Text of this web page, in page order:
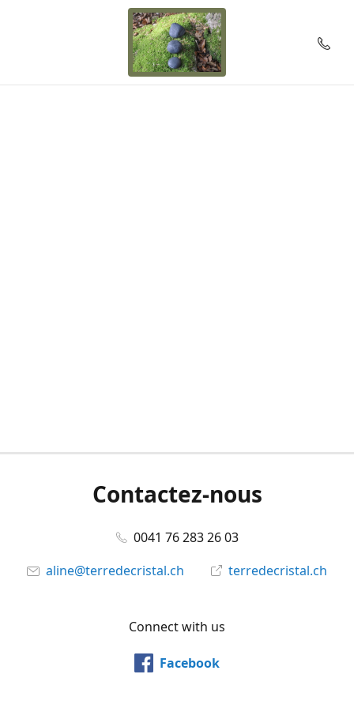
Contactez-nous
0041 76 283 26 03
aline@terredecristal.ch
terredecristal.ch
Connect with us
Facebook